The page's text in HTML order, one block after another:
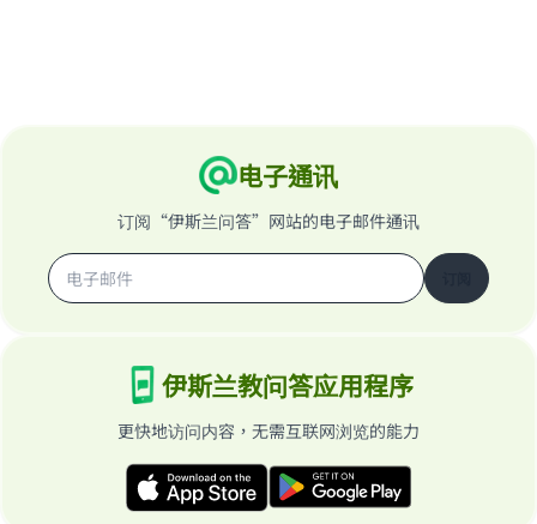
电子通讯
订阅“伊斯兰问答”网站的电子邮件通讯
伊斯兰教问答应用程序
更快地访问内容，无需互联网浏览的能力